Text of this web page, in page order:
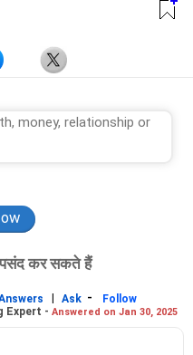
पसंद कर सकते हैं
| Ask -
Follow
Expert - Answered on Jan 30, 2025